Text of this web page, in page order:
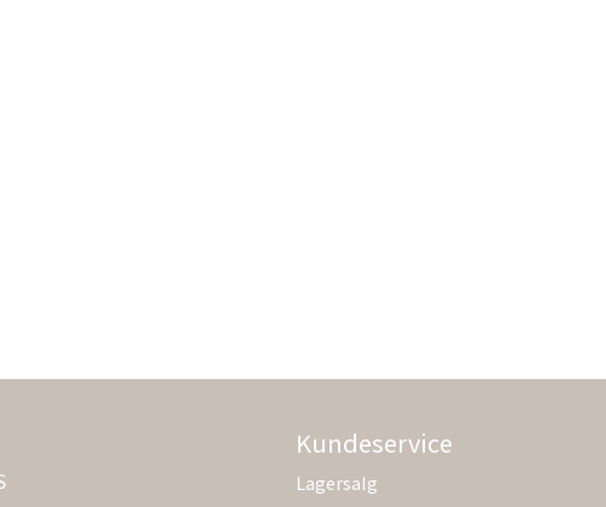
Kundeservice
Lagersalg